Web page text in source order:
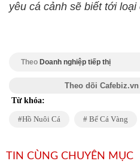
yêu cá cảnh sẽ biết tới
Theo Doanh nghiệp tiếp thị
Theo dõi Cafebiz.vn
Từ khóa:
Hồ Nuôi Cá Bể Cá Vàng
TIN CÙNG CHUYÊN MỤC